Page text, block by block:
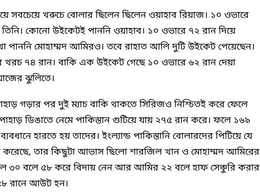
সবচেয়ে খরুচে বোলার ছিলেন ছিলেন ওয়াহাব রিয়াজ। ১০ ওভারে
কোনো উইকেটই পাননি ওয়াহাব। ১০ ওভারে ৭২ রান দিয়ে
পাননি মোহাম্মদ আমিরও। তবে রাহাত আলি দুটি উইকেট পেয়েছেন।
খরচ ৭৪ রান। বাকি এক উইকেট গেছে ১০ ওভারে ৬২ রান দেয়া
ঝুলিতে।
গড়ার পর দুই ম্যাচ বাকি থাকতে সিরিজও নিশ্চিতই করে ফেলে
ডিঙাতে নেমে পাকিস্তান গুটিয়ে যায় ২৭৫ রান করে। ফলে ১৬৯
হারতে হয় তাদের। ইংল্যান্ড পাকিস্তানি বোলারদের পিটিয়ে যে
করেছে, তার কিছুটা আভাস ছিলো শারজিল খান ও মোহাম্মদ আমিরের
৩০ বলে ৫৮ করে বিদায় নেন আর আমির ২২ বলে হাফ সেঞ্চুরি করার
রানে আউট হন।